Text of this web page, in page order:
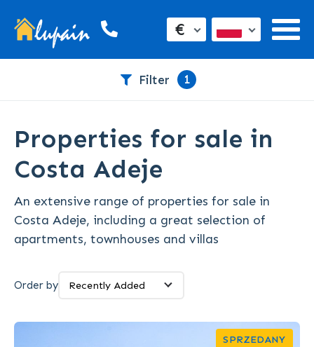
€
Filter 1
Properties for sale in
Costa Adeje
An extensive range of properties for sale in
Costa Adeje, including a great selection of
apartments, townhouses and villas
Order by
SPRZEDANY